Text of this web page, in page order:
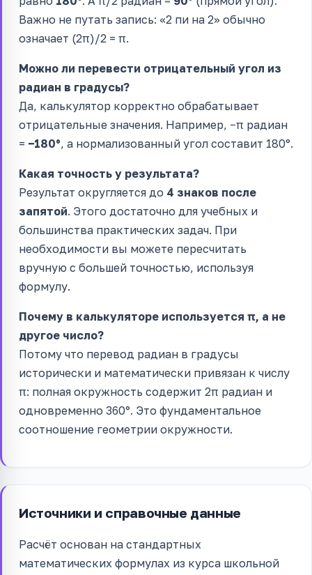
Важно не путать запись: «2 пи на 2» обычно
означает (2π)/2 = π.
Можно ли перевести отрицательный угол из
радиан в градусы?
Да, калькулятор корректно обрабатывает
отрицательные значения. Например, −π радиан
= −180°, а нормализованный угол составит 180°.
Какая точность у результата?
Результат округляется до 4 знаков после
запятой. Этого достаточно для учебных и
большинства практических задач. При
необходимости вы можете пересчитать
вручную с большей точностью, используя
формулу.
Почему в калькуляторе используется π, а не
другое число?
Потому что перевод радиан в градусы
исторически и математически привязан к числу
π: полная окружность содержит 2π радиан и
одновременно 360°. Это фундаментальное
соотношение геометрии окружности.
Источники и справочные данные
Расчёт основан на стандартных
математических формулах из курса школьной